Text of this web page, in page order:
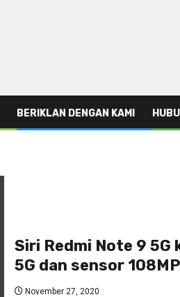
BERIKLAN DENGAN KAMI
Siri Redmi Note 9 5G
5G dan sensor
November 27, 2020